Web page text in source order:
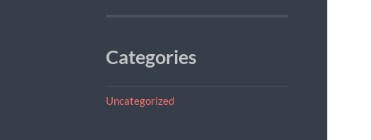
Categories
Uncategorized